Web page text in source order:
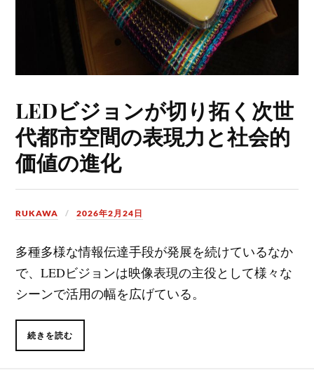
LEDビジョンが切り拓く次世
代都市空間の表現力と社会的
価値の進化
RUKAWA 2026年2月24日
多種多様な情報伝達手段が発展を続けているなか
で、LEDビジョンは映像表現の主役として様々な
シーンで活用の幅を広げている。
続きを読む